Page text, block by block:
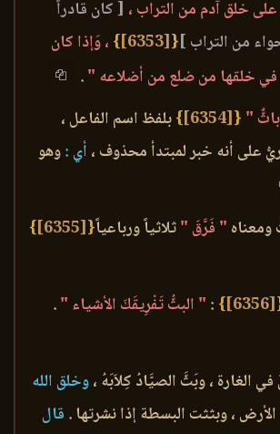
على خلق آدم من التراب ، [ كان قادراً
من التراب ]{
[6353]
} ، وَإذا كان
في خلقها من ضلع من أضلاعه ".
"
{
[6354]
}بلفظ اسم الفاعل ،
على أنه خبر لمبتدأ محذوف ، أي :وهو
" فَرَّقَ "ثلاثياً ورباعياً{
[6355]
}
[6356]
}
: " البثُّ تَفْرِيقَكَ الأشياء ".
الغارة ، وبَثَّ الصيَّادُ كِلاَبَهُ ،وخلق الله
، وبثثت البسطة إذا نشرتها . قال